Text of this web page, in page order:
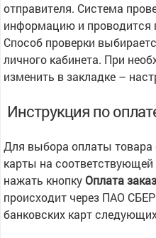
отправителя. Система
информацию и проводится
Способ проверки
личного кабинета. При
изменить в закладке –
Инструкция по
Для выбора оплаты
карты на
нажать кнопку Оплата
происходит через ПАО
банковских карт